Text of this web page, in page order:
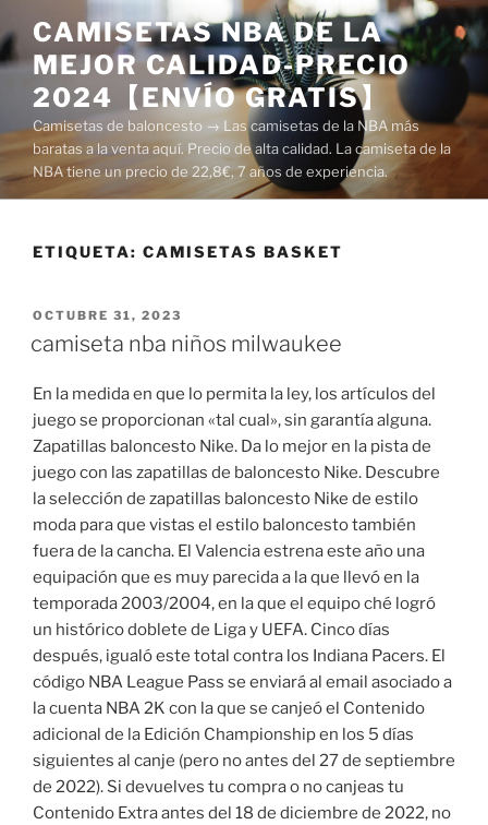
al
contenido
CAMISETAS NBA DE LA
MEJOR CALIDAD-PRECIO
2024【ENVÍO GRATIS】
Camisetas de baloncesto → Las camisetas de la NBA más
baratas a la venta aquí. Precio de alta calidad. La camiseta de la
NBA tiene un precio de 22,8€, 7 años de experiencia.
ETIQUETA: CAMISETAS BASKET
PUBLICADO
OCTUBRE 31, 2023
camiseta nba niños milwaukee
En la medida en que lo permita la ley, los artículos del
juego se proporcionan «tal cual», sin garantía alguna.
Zapatillas baloncesto Nike. Da lo mejor en la pista de
juego con las zapatillas de baloncesto Nike. Descubre
la selección de zapatillas baloncesto Nike de estilo
moda para que vistas el estilo baloncesto también
fuera de la cancha. El Valencia estrena este año una
equipación que es muy parecida a la que llevó en la
temporada 2003/2004, en la que el equipo ché logró
un histórico doblete de Liga y UEFA. Cinco días
después, igualó este total contra los Indiana Pacers. El
código NBA League Pass se enviará al email asociado a
la cuenta NBA 2K con la que se canjeó el Contenido
adicional de la Edición Championship en los 5 días
siguientes al canje (pero no antes del 27 de septiembre
de 2022). Si devuelves tu compra o no canjeas tu
Contenido Extra antes del 18 de diciembre de 2022, no